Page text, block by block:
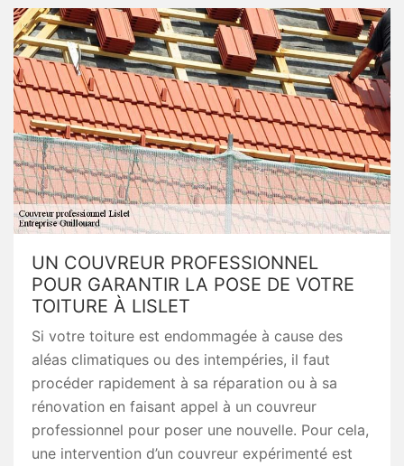
UN COUVREUR PROFESSIONNEL
POUR GARANTIR LA POSE DE VOTRE
TOITURE À LISLET
Si votre toiture est endommagée à cause des
aléas climatiques ou des intempéries, il faut
procéder rapidement à sa réparation ou à sa
rénovation en faisant appel à un couvreur
professionnel pour poser une nouvelle. Pour cela,
une intervention d’un couvreur expérimenté est